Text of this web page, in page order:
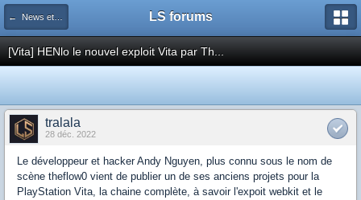
← News et actualités postées sur LS LS forums
[Vita] HENlo le nouvel exploit Vita par Th...
tralala
28 déc. 2022
Le développeur et hacker Andy Nguyen, plus connu sous le nom de
scène theflow0 vient de publier un de ses anciens projets pour la
PlayStation Vita, la chaine complète, à savoir l'expoit webkit et le